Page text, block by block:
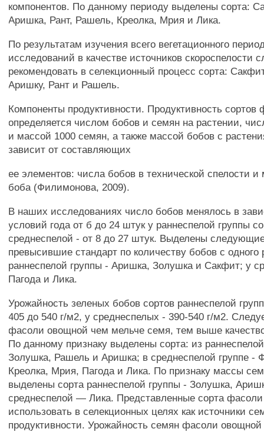
компонентов. По данному периоду выделены сорта:
Аришка, Рант, Рашель, Креолка, Мрия и Лика.
По результатам изучения всего вегетационного
исследований в качестве источников скороспелости
рекомендовать в селекционный процесс сорта:
Аришку, Рант и Рашель.
Компоненты продуктивности. Продуктивность
определяется числом бобов и семян на растении,
и массой 1000 семян, а также массой бобов с
зависит от составляющих
ее элементов: числа бобов в технической спелости и
боба (Филимонова, 2009).
В наших исследованиях число бобов менялось в
условий года от б до 24 штук у раннеспелой группы
среднеспелой - от 8 до 27 штук. Выделены
превысившие стандарт по количеству бобов с одного
раннеспелой группы - Аришка, Золушка и Сакфит; у
Пагода и Лика.
Урожайность зеленых бобов сортов раннеспелой
405 до 540 г/м2, у среднеспелых - 390-540 г/м2.
фасоли овощной чем мельче семя, тем выше
По данному признаку выделены сорта: из
Золушка, Рашель и Аришка; в среднеспелой группе -
Креолка, Мрия, Пагода и Лика. По признаку массы
выделены сорта раннеспелой группы - Золушка,
среднеспелой — Лика. Представленные сорта
использовать в селекционных целях как источники
продуктивности. Урожайность семян фасоли